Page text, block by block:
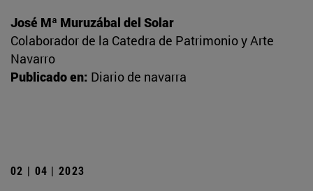
José Mª Muruzábal del Solar
Colaborador de la Catedra de Patrimonio y Arte
Navarro
Publicado en: Diario de navarra
02 | 04 | 2023